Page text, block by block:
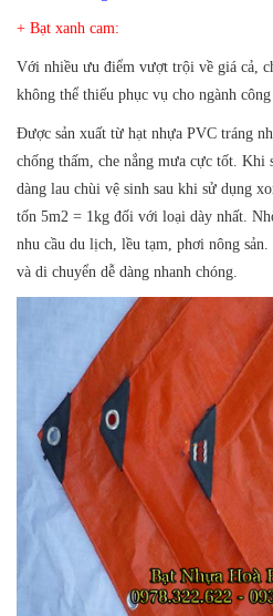
+ Bạt xanh cam:
Với nhiều ưu điểm vượt trội về giá cả,
không thể thiếu phục vụ cho ngành
Được sản xuất từ hạt nhựa PVC tráng
chống thấm, che nắng mưa cực tốt. Khi
dàng lau chùi vệ sinh sau khi sử dụng
tốn 5m2 = 1kg đối với loại dày nhất.
nhu cầu du lịch, lều tạm, phơi nông
và di chuyển dễ dàng nhanh chóng.